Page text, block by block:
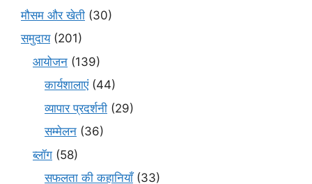
मौसम और खेती (30)
समुदाय(201)
आयोजन (139)
कार्यशालाएं(44)
व्यापार प्रदर्शनी (29)
सम्मेलन (36)
ब्लॉग (58)
सफलता की कहानियाँ(33)